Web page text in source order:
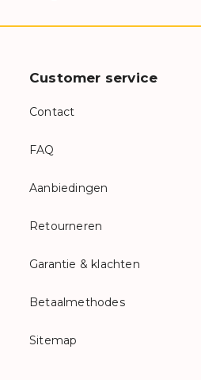
Customer service
Contact
FAQ
Aanbiedingen
Retourneren
Garantie & klachten
Betaalmethodes
Sitemap